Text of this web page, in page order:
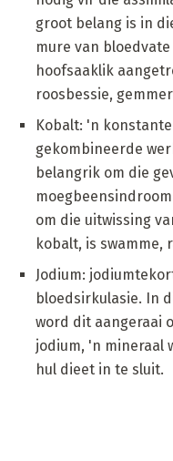
groot belang is in
mure van
hoofsaaklik
roosbessie,
Kobalt: 'n
gekombineerde
belangrik om die
om die uitwissing
kobalt, is swamme,
Jodium:
bloedsirkulasie. In
word dit aangeraai
jodium, 'n mineraal
hul dieet in te sluit.